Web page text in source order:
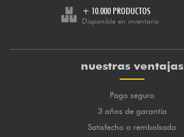
+ 10.000 PRODUCTOS
Disponible en inventario
nuestras ventajas
Pago seguro
3 años de garantía
Satisfecho o rembolsado